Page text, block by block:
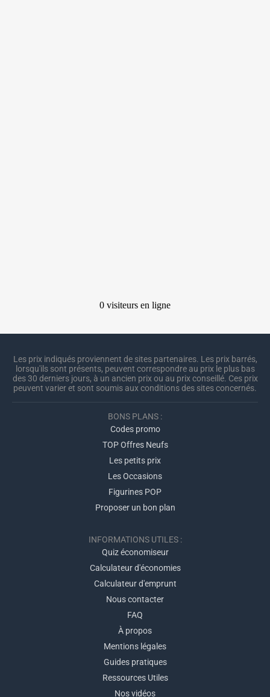
Les prix indiqués proviennent de sites partenaires. Les prix barrés,
lorsqu'ils sont présents, peuvent correspondre au prix le plus bas
des 30 derniers jours, à un ancien prix ou au prix conseillé. Ces prix
peuvent varier et sont soumis aux conditions des sites concernés.
BONS PLANS :
Codes promo
TOP Offres Neufs
Les petits prix
Les Occasions
Figurines POP
Proposer un bon plan
INFORMATIONS UTILES :
Quiz économiseur
Calculateur d'économies
Calculateur d'emprunt
Nous contacter
FAQ
À propos
Mentions légales
Guides pratiques
Ressources Utiles
Nos vidéos